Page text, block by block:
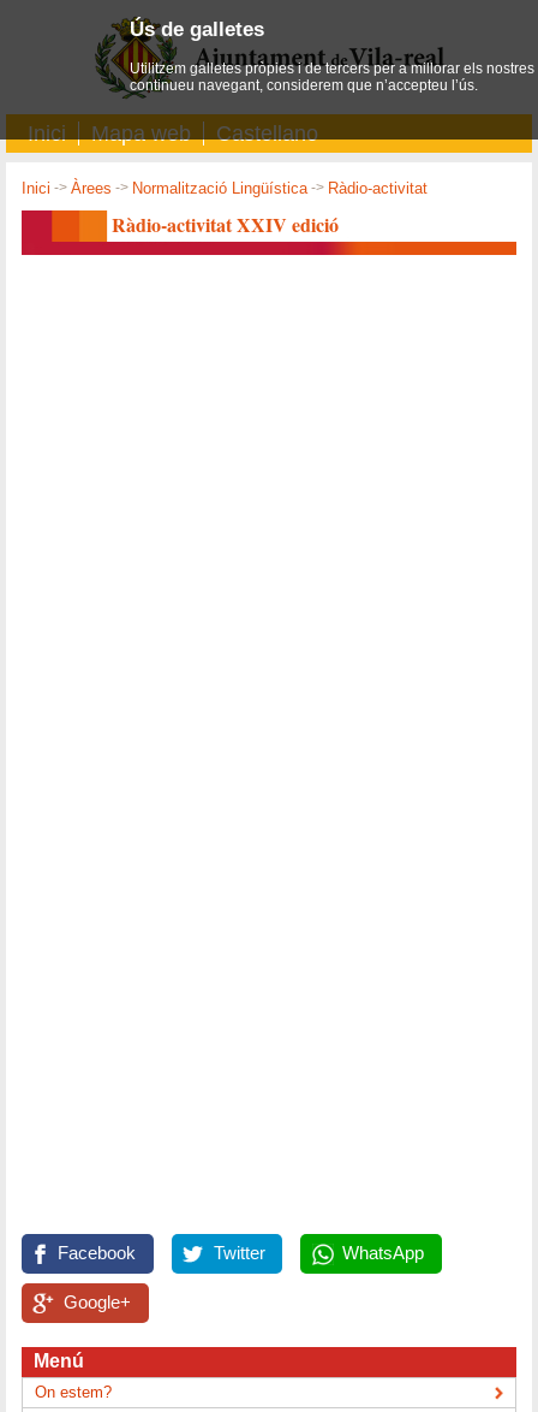
Inici Mapa web Castellano
Inici ->Àrees -> Normalització Lingüística-> Ràdio-activitat
Ràdio-activitat XXIV edició
Facebook Twitter WhatsApp
Google+
Menú
On estem?
Ús de galletes
Utilitzem galletes pròpies i de tercers per a millorar els nostres
continueu navegant, considerem que n’accepteu l’ús.